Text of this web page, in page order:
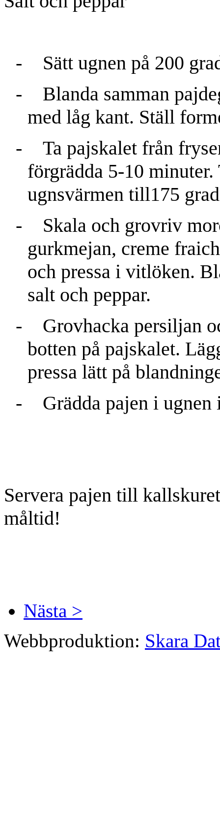
-
Sätt ugnen på 200
-
Blanda samman
med låg kant. Ställ
-
Ta pajskalet från
förgrädda 5-10
ugnsvärmen till175
-
Skala och grovriv
gurkmejan, creme
och pressa i vitlöken.
salt och peppar.
-
Grovhacka persiljan
botten på pajskalet.
pressa lätt på
-
Grädda pajen i
Servera pajen till
måltid!
Nästa >
Webbproduktion: Skara